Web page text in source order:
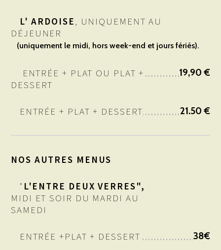
L' ARDOISE, UNIQUEMENT AU
DÉJEUNER
(uniquement le midi, hors week-end et jours fériés).
ENTRÉE + PLAT OU PLAT +
DESSERT
19,90 €
ENTRÉE + PLAT + DESSERT 21.50 €
NOS AUTRES MENUS
" L'ENTRE DEUX VERRES",
MIDI ET SOIR DU MARDI AU
SAMEDI
ENTRÉE +PLAT + DESSERT 38€